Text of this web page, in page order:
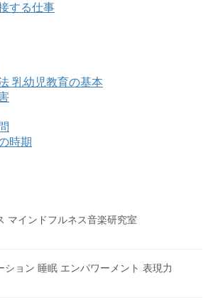
する仕事
乳幼児教育の基本
時期
マインドフルネス音楽研究室
ション 睡眠 エンパワーメント 表現力